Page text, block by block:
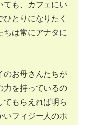
ても、カフェにい
とりになりたく
ちは常にアナタに
のお母さんたちが
力を持っているの
てもらえれば明ら
いフィジー人のホ